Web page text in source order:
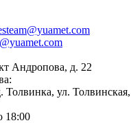
Андропова, д. 22
Толвинка, ул.
18:00